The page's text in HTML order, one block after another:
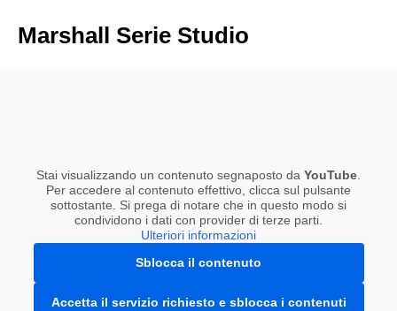
Marshall Serie Studio
Stai visualizzando un contenuto segnaposto da YouTube
Per accedere al contenuto effettivo, clicca sul pulsante
sottostante. Si prega di notare che in questo modo si
condividono i dati con provider di terze parti.
Ulteriori informazioni
Sblocca il contenuto
Accetta il servizio richiesto e sblocca i contenuti